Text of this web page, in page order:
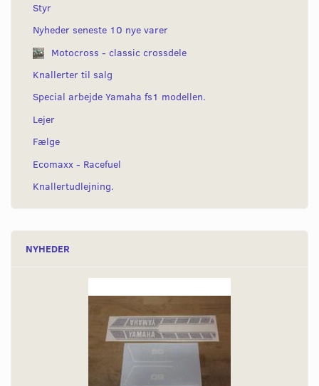
Styr
Nyheder seneste 10 nye varer
Motocross - classic crossdele
Knallerter til salg
Special arbejde Yamaha fs1 modellen.
Lejer
Fælge
Ecomaxx - Racefuel
Knallertudlejning.
NYHEDER